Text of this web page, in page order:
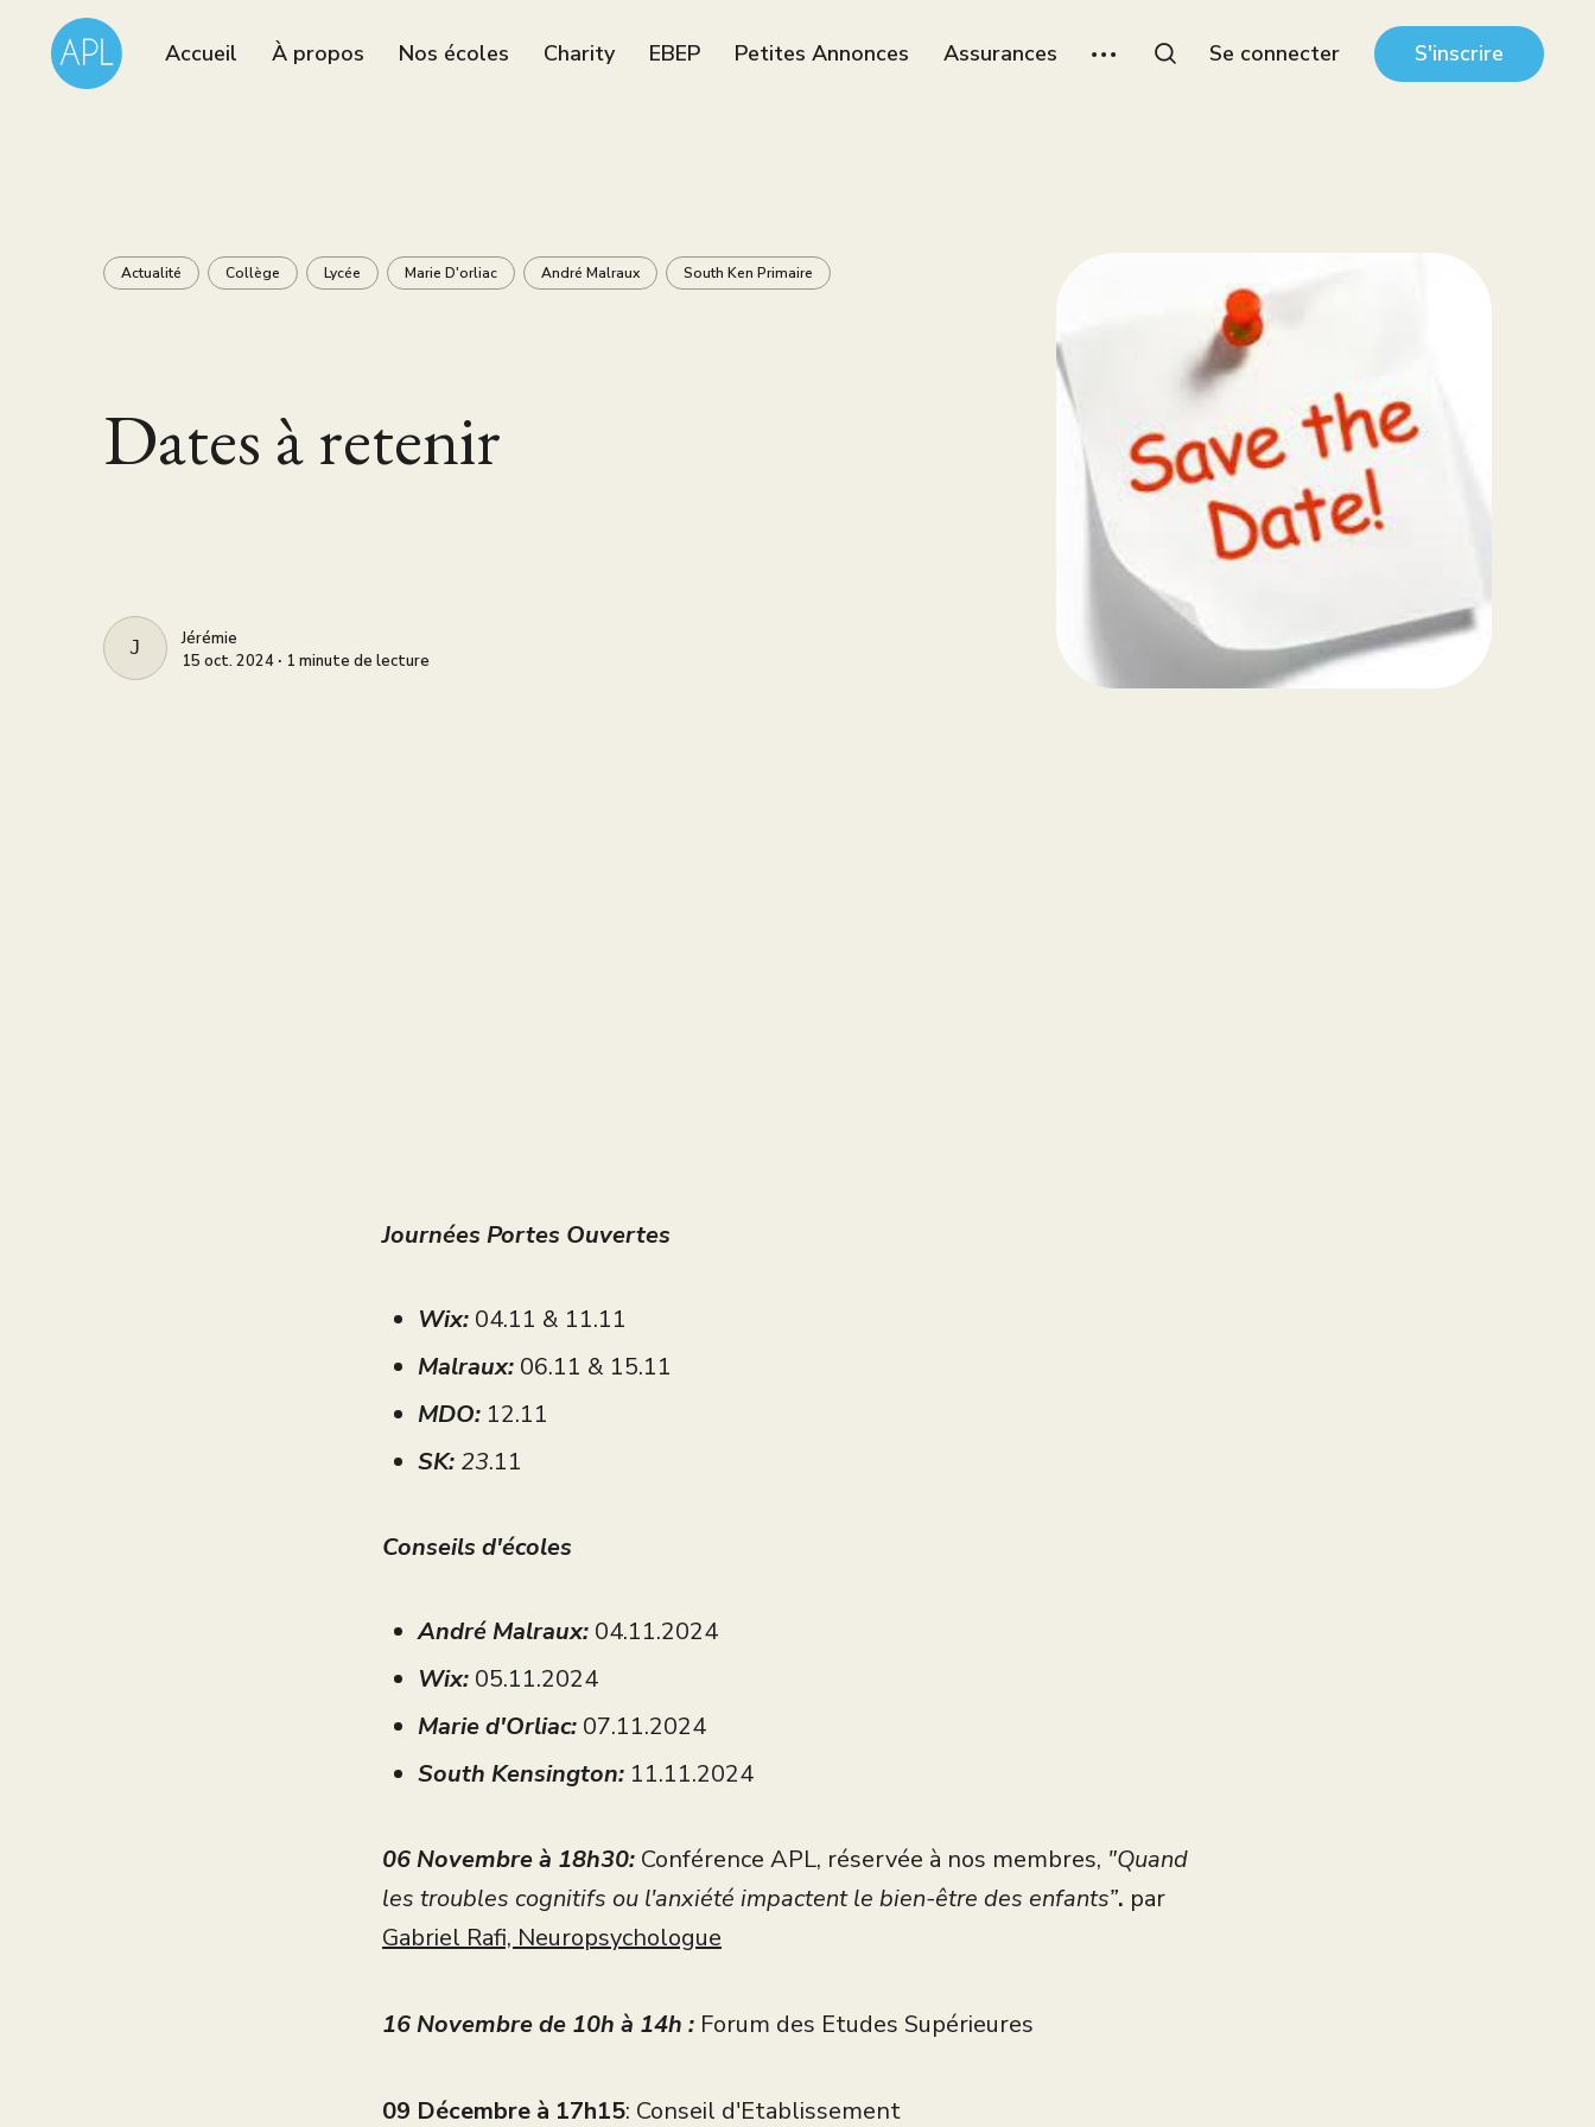
Accueil À propos Nos écoles Charity EBEP Petites Annonces Assurances Se connecter S'inscrire
Actualité Collège Lycée Marie D'orliac André Malraux South Ken Primaire
Dates à retenir
JÉRÉMIE
Jérémie
15 oct. 2024 ∙ 1 minute de lecture
Journées Portes Ouvertes
Wix: 04.11 & 11.11
Malraux: 06.11 & 15.11
MDO: 12.11
SK: 23.11
Conseils d'écoles
André Malraux: 04.11.2024
Wix: 05.11.2024
Marie d'Orliac: 07.11.2024
South Kensington: 11.11.2024
06 Novembre à 18h30: Conférence APL, réservée à nos membres, "Quand
les troubles cognitifs ou l'anxiété impactent le bien-être des enfants”. par
Gabriel Rafi, Neuropsychologue
16 Novembre de 10h à 14h : Forum des Etudes Supérieures
09 Décembre à 17h15: Conseil d'Etablissement